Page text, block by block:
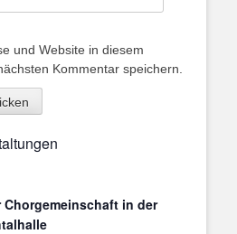
und Website in diesem
Kommentar speichern.
Chorgemeinschaft in der